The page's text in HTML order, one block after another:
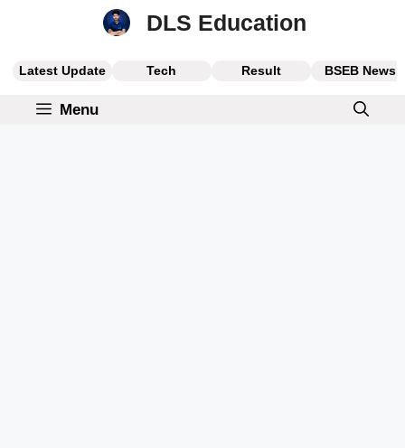
DLS Education
Latest Update Tech Result BSEB News
Menu